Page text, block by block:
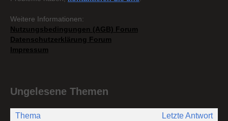
Weitere Informationen:
Nutzungsbedingungen (AGB) Forum
Datenschutzerklärung Forum
Impressum
Ungelesene Themen
Thema Letzte Antwort